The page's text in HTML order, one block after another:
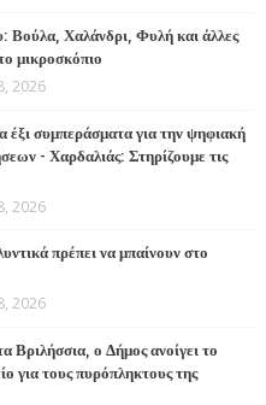
Βούλα, Χαλάνδρι, Φυλή και άλλες
μικροσκόπιο
2026
έξι συμπεράσματα για την ψηφιακή
- Χαρδαλιάς: Στηρίζουμε τις
2026
πρέπει να μπαίνουν στο
2026
Βριλήσσια, ο Δήμος ανοίγει το
για τους πυρόπληκτους της